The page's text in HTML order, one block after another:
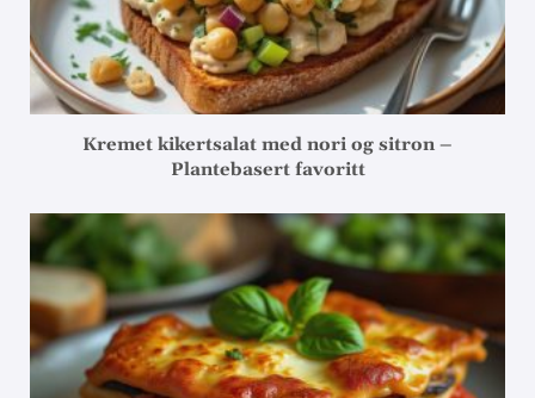
Kremet kikertsalat med nori og sitron –
Plantebasert favoritt